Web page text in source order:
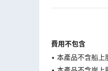
費用不包含
本產品不含船上